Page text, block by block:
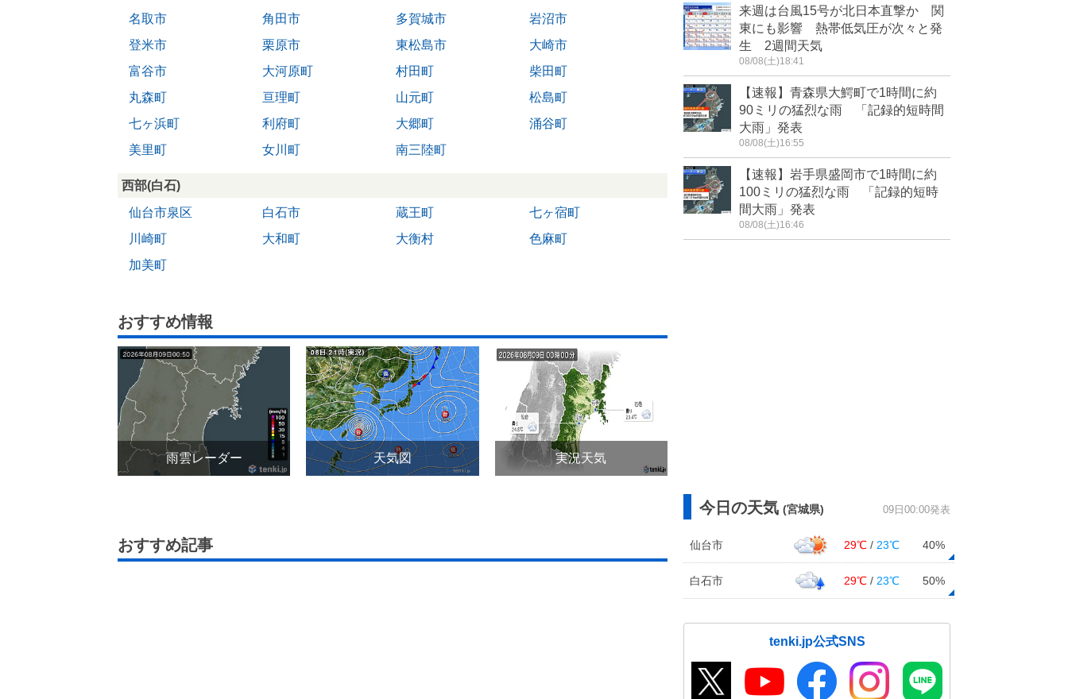
名取市
角田市 多賀城市
岩沼市
登米市
栗原市 東松島市
大崎市
富谷市
大河原町 村田町
柴田町
丸森町
亘理町 山元町
松島町
七ヶ浜町
利府町 大郷町
涌谷町
美里町
女川町 南三陸町
西部(白石)
仙台市泉区
白石市 蔵王町
七ヶ宿町
川崎町
大和町 大衡村
色麻町
加美町
おすすめ情報
雨雲レーダー 天気図 実況天気
おすすめ記事
来週は台風15号が北日本直撃か 関
東にも影響 熱帯低気圧が次々と発
生 2週間天気
08/08(土)18:41
【速報】青森県大鰐町で1時間に約
90ミリの猛烈な雨 「記録的短時間
大雨」発表
08/08(土)16:55
【速報】岩手県盛岡市で1時間に約
100ミリの猛烈な雨 「記録的短時
間大雨」発表
08/08(土)16:46
今日の天気 (宮城県) 09日00:00発表
仙台市 29℃ / 23℃ 40%
白石市 29℃ / 23℃ 50%
tenki.jp公式SNS